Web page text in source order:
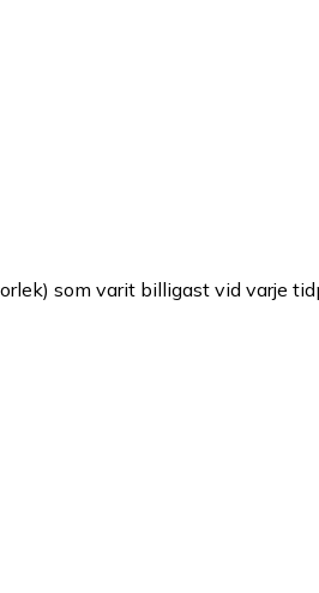
som varit billigast vid varje